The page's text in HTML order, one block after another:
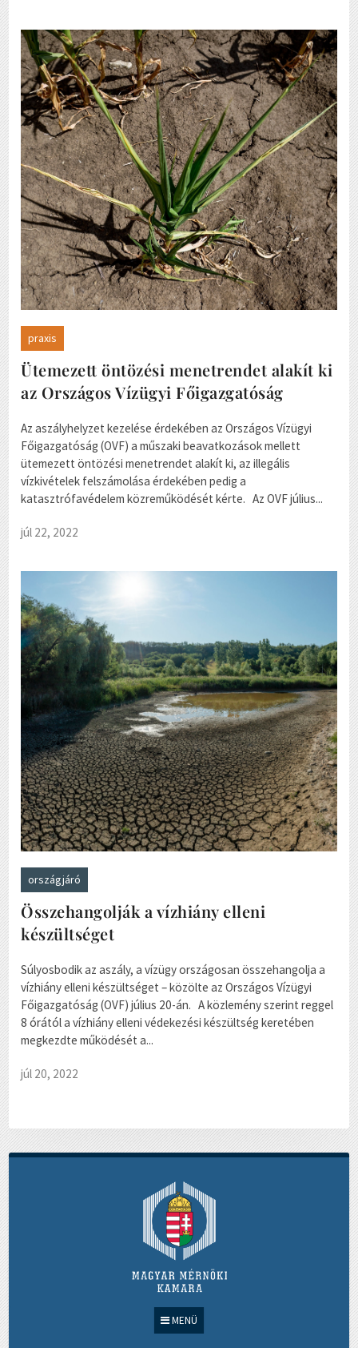
MENÜ
praxis
Ütemezett öntözési menetrendet alakít ki
az Országos Vízügyi Főigazgatóság
Az aszályhelyzet kezelése érdekében az Országos Vízügyi
Főigazgatóság (OVF) a műszaki beavatkozások mellett
ütemezett öntözési menetrendet alakít ki, az illegális
vízkivételek felszámolása érdekében pedig a
katasztrófavédelem közreműködését kérte. Az OVF július...
júl 22, 2022
országjáró
Összehangolják a vízhiány elleni
készültséget
Súlyosbodik az aszály, a vízügy országosan összehangolja a
vízhiány elleni készültséget – közölte az Országos Vízügyi
Főigazgatóság (OVF) július 20-án. A közlemény szerint reggel
8 órától a vízhiány elleni védekezési készültség keretében
megkezdte működését a...
júl 20, 2022